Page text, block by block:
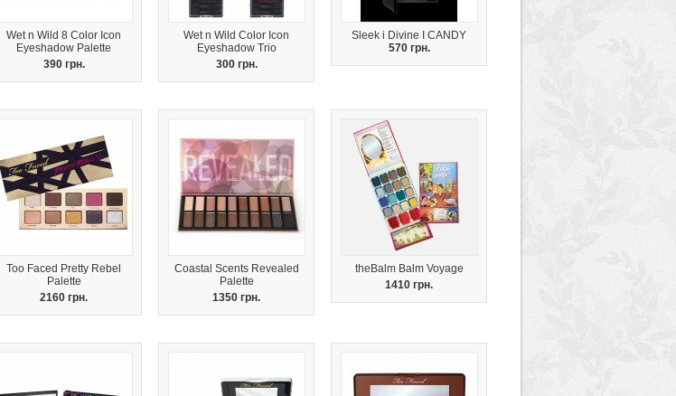
Wet n Wild 8 Color Icon
Eyeshadow Palette
390 грн.
Wet n Wild Color Icon
Eyeshadow Trio
300 грн.
Sleek i Divine I CANDY
570 грн.
Too Faced Pretty Rebel
Palette
2160 грн.
Coastal Scents Revealed
Palette
1350 грн.
theBalm Balm Voyage
1410 грн.